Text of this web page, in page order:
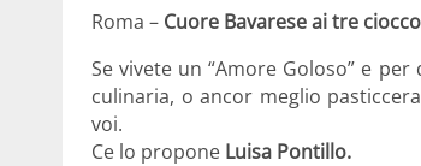
Roma – Cuore Bavarese ai tre
Se vivete un “Amore Goloso” e per
culinaria, o ancor meglio
voi.
Ce lo propone Luisa Pontillo.